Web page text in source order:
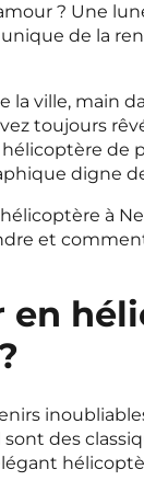
? Une
de la
ville, main
toujours
de
digne
à
et
en
des